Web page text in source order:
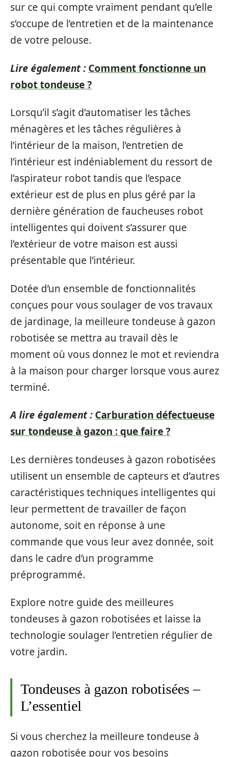
sur ce qui compte vraiment pendant qu’elle
s’occupe de l’entretien et de la maintenance
de votre pelouse.
Lire également : Comment fonctionne un
robot tondeuse ?
Lorsqu’il s’agit d’automatiser les tâches
ménagères et les tâches régulières à
l’intérieur de la maison, l’entretien de
l’intérieur est indéniablement du ressort de
l’aspirateur robot tandis que l’espace
extérieur est de plus en plus géré par la
dernière génération de faucheuses robot
intelligentes qui doivent s’assurer que
l’extérieur de votre maison est aussi
présentable que l’intérieur.
Dotée d’un ensemble de fonctionnalités
conçues pour vous soulager de vos travaux
de jardinage, la meilleure tondeuse à gazon
robotisée se mettra au travail dès le
moment où vous donnez le mot et reviendra
à la maison pour charger lorsque vous aurez
terminé.
A lire également : Carburation défectueuse
sur tondeuse à gazon : que faire ?
Les dernières tondeuses à gazon robotisées
utilisent un ensemble de capteurs et d’autres
caractéristiques techniques intelligentes qui
leur permettent de travailler de façon
autonome, soit en réponse à une
commande que vous leur avez donnée, soit
dans le cadre d’un programme
préprogrammé.
Explore notre guide des meilleures
tondeuses à gazon robotisées et laisse la
technologie soulager l’entretien régulier de
votre jardin.
Tondeuses à gazon robotisées –
L’essentiel
Si vous cherchez la meilleure tondeuse à
gazon robotisée pour vos besoins